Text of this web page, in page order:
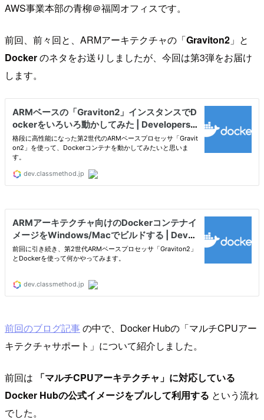
AWS事業本部の青柳＠福岡オフィスです。
前回、前々回と、ARMアーキテクチャの「Graviton2 」と
Dockerのネタをお送りしましたが、今回は第3弾をお届け
します。
前回のブログ記事の中で、Docker Hubの「マルチCPUアー
キテクチャサポート」について紹介しました。
前回は
「マルチCPUアーキテクチャ」に対応している
Docker Hubの公式イメージをプルして利用する という流れ
でした。